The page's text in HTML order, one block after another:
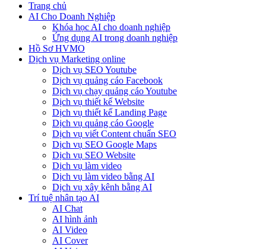
Trang chủ
AI Cho Doanh Nghiệp
Khóa học AI cho doanh nghiệp
Ứng dụng AI trong doanh nghiệp
Hồ Sơ HVMO
Dịch vụ Marketing online
Dịch vụ SEO Youtube
Dịch vụ quảng cáo Facebook
Dịch vụ chạy quảng cáo Youtube
Dịch vụ thiết kế Website
Dịch vụ thiết kế Landing Page
Dịch vụ quảng cáo Google
Dịch vụ viết Content chuẩn SEO
Dịch vụ SEO Google Maps
Dịch vụ SEO Website
Dịch vụ làm video
Dịch vụ làm video bằng AI
Dịch vụ xây kênh bằng AI
Trí tuệ nhân tạo AI
AI Chat
AI hình ảnh
AI Video
AI Cover